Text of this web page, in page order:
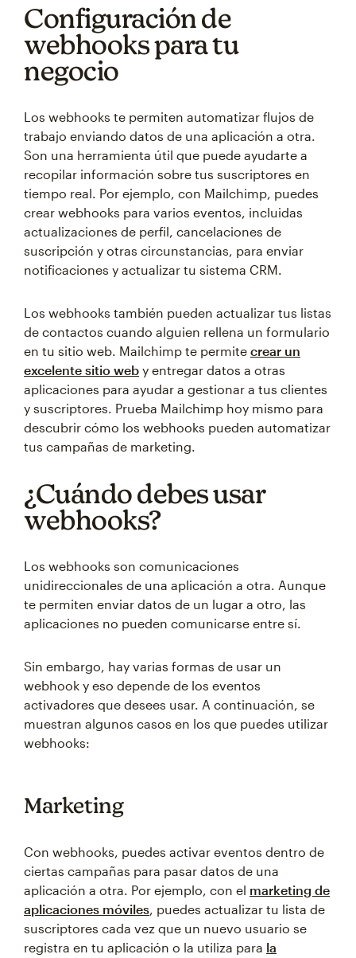
Configuración de
webhooks para tu
negocio
Los webhooks te permiten automatizar flujos de
trabajo enviando datos de una aplicación a otra.
Son una herramienta útil que puede ayudarte a
recopilar información sobre tus suscriptores en
tiempo real. Por ejemplo, con Mailchimp, puedes
crear webhooks para varios eventos, incluidas
actualizaciones de perfil, cancelaciones de
suscripción y otras circunstancias, para enviar
notificaciones y actualizar tu sistema CRM.
Los webhooks también pueden actualizar tus listas
de contactos cuando alguien rellena un formulario
en tu sitio web. Mailchimp te permite crear un
excelente sitio web y entregar datos a otras
aplicaciones para ayudar a gestionar a tus clientes
y suscriptores. Prueba Mailchimp hoy mismo para
descubrir cómo los webhooks pueden automatizar
tus campañas de marketing.
¿Cuándo debes usar
webhooks?
Los webhooks son comunicaciones
unidireccionales de una aplicación a otra. Aunque
te permiten enviar datos de un lugar a otro, las
aplicaciones no pueden comunicarse entre sí.
Sin embargo, hay varias formas de usar un
webhook y eso depende de los eventos
activadores que desees usar. A continuación, se
muestran algunos casos en los que puedes utilizar
webhooks:
Marketing
Con webhooks, puedes activar eventos dentro de
ciertas campañas para pasar datos de una
aplicación a otra. Por ejemplo, con el marketing de
aplicaciones móviles, puedes actualizar tu lista de
suscriptores cada vez que un nuevo usuario se
registra en tu aplicación o la utiliza para la